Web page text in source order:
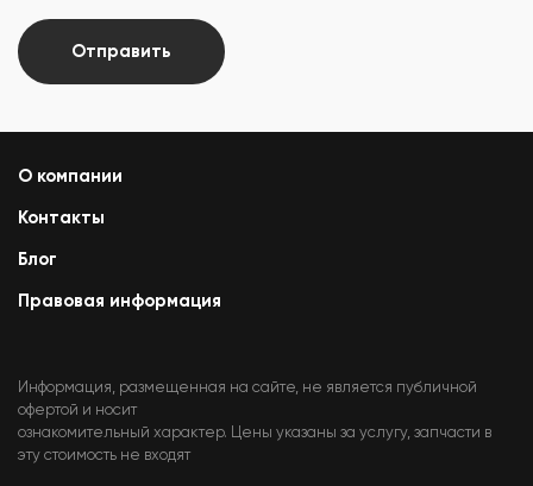
Отправить
О компании
Контакты
Блог
Правовая информация
Информация, размещенная на сайте, не является публичной
офертой и носит
ознакомительный характер. Цены указаны за услугу, запчасти в
эту стоимость не входят